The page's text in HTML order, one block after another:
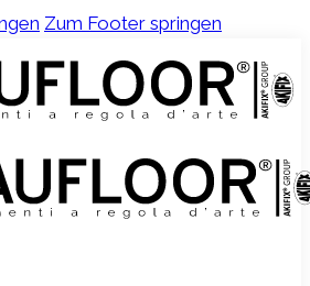
Zum Footer springen